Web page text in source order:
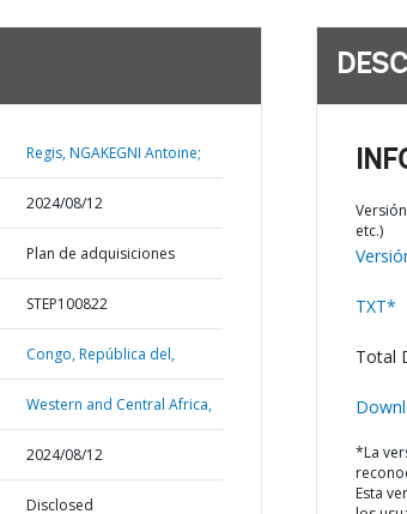
Regis, NGAKEGNI Antoine;
2024/08/12
Plan de adquisiciones
STEP100822
Congo,República del,
Western and Central Africa,
2024/08/12
Disclosed
etc.)
TXT*
Total
*La
Esta